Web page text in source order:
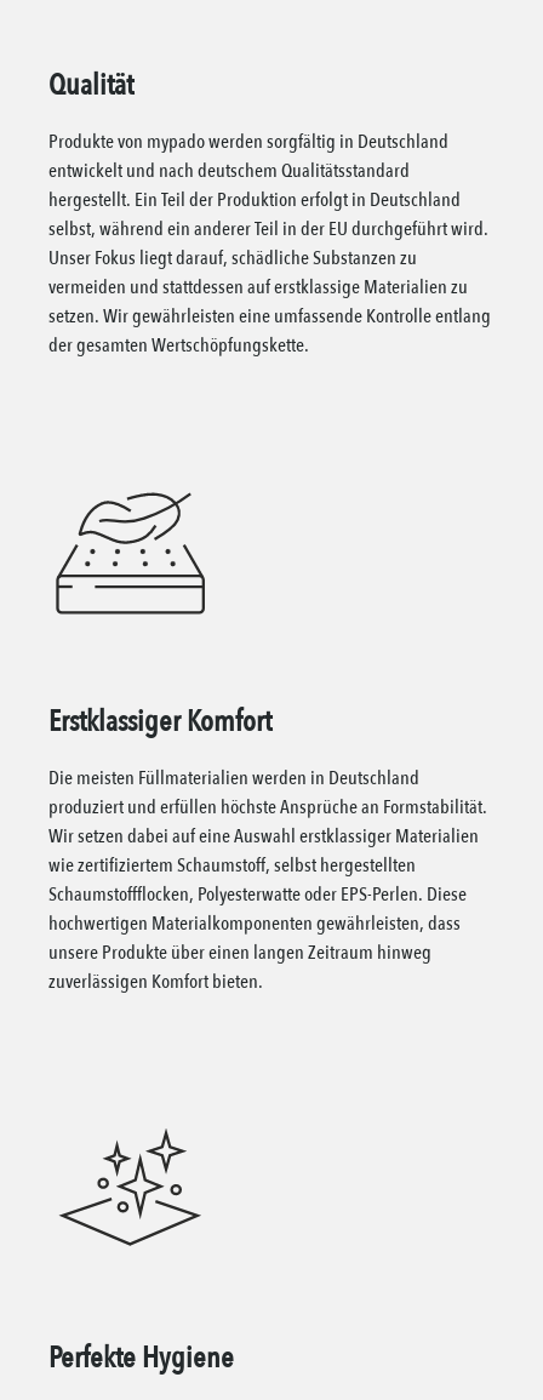
Qualität
Produkte von mypado werden sorgfältig in Deutschland
entwickelt und nach deutschem Qualitätsstandard
hergestellt. Ein Teil der Produktion erfolgt in Deutschland
selbst, während ein anderer Teil in der EU durchgeführt wird.
Unser Fokus liegt darauf, schädliche Substanzen zu
vermeiden und stattdessen auf erstklassige Materialien zu
setzen. Wir gewährleisten eine umfassende Kontrolle entlang
der gesamten Wertschöpfungskette.
Erstklassiger Komfort
Die meisten Füllmaterialien werden in Deutschland
produziert und erfüllen höchste Ansprüche an Formstabilität.
Wir setzen dabei auf eine Auswahl erstklassiger Materialien
wie zertifiziertem Schaumstoff, selbst hergestellten
Schaumstoffflocken, Polyesterwatte oder EPS-Perlen. Diese
hochwertigen Materialkomponenten gewährleisten, dass
unsere Produkte über einen langen Zeitraum hinweg
zuverlässigen Komfort bieten.
Perfekte Hygiene